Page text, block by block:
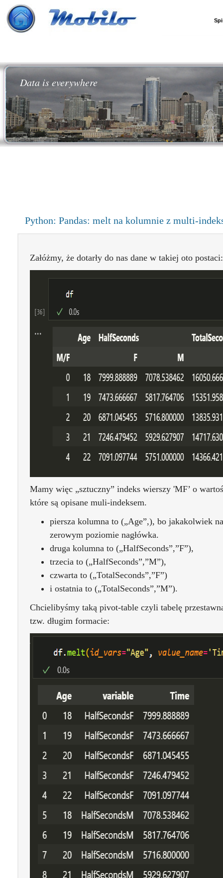
Data is everywhere
Python: Pandas: melt na kolumnie z multi-
Załóżmy, że dotarły do nas dane w takiej oto postaci:
Mamy więc „sztuczny” indeks wierszy 'MF’ o
które są opisane muli-indeksem.
piersza kolumna to („Age”,), bo jakakolwiek
zerowym poziomie nagłówka.
druga kolumna to („HalfSeconds”,”F”),
trzecia to („HalfSeconds”,”M”),
czwarta to („TotalSeconds”,”F”)
i ostatnia to („TotalSeconds”,”M”).
Chcielibyśmy taką pivot-table czyli tabelę
tzw. długim formacie: